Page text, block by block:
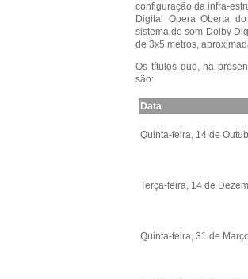
configuração da infra-
Digital Opera Oberta
sistema de som Dolby
de 3x5 metros,
Os títulos que, na
são:
Data
Quinta-feira, 14 de
Terça-feira, 14 de
Quinta-feira, 31 de